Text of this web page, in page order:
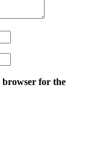
browser for the